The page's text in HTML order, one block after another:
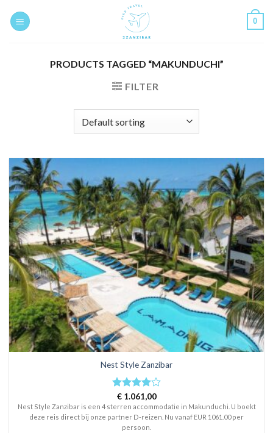
0
PRODUCTS TAGGED “MAKUNDUCHI”
FILTER
Nest Style Zanzibar
Rated4
out of 5
€1.061,00
Nest Style Zanzibar is een 4 sterren accommodatie in Makunduchi. U boekt
deze reis direct bij onze partner D-reizen. Nu vanaf EUR 1061.00 per
persoon.